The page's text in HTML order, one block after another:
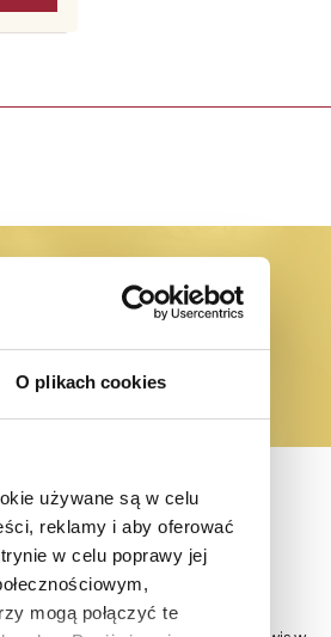
O plikach cookies
używane są w celu
reklamy i aby oferować
w celu poprawy jej
mogą połączyć te